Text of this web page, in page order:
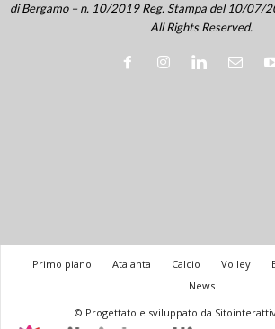
di Bergamo – n. 10/2019 Reg. Stampa del 10/07/
All Rights Reserved.
Primo piano Atalanta Calcio Volley
News
© Progettato e sviluppato da